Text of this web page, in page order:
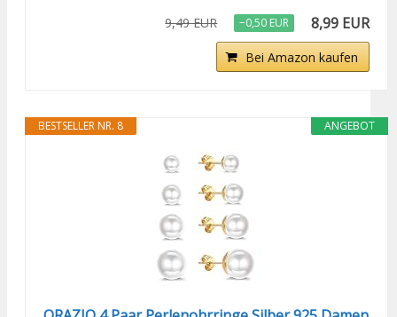
9,49 EUR −0,50 EUR 8,99 EUR
Bei Amazon kaufen
ANGEBOT
BESTSELLER NR. 8